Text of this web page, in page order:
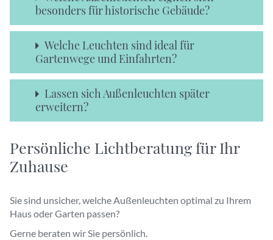
individuelle Lichtberatung. Anhand eines Fotos
passende Leuchten in Größe, Stil und
Lichtwirkung.
Nutzen Sie auch unsere Ratgeber zur Auswahl
der passenden Außenbeleuchtung für weitere
Planungstipps.
besonders für historische Gebäude?
Für historische Fassaden eignen sich Leuchten
mit klassischer Formensprache, hochwertigen
Besonders harmonisch wirken Modelle aus
Messing, Bronze oder Zink.
Welche Leuchten sind ideal für
Gartenwege und Einfahrten?
Wegeleuchten und Standleuchten sorgen für
sichere Orientierung und setzen gleichzeitig
Lassen sich Außenleuchten später
erweitern?
Viele Leuchtenserien sind modular aufgebaut
und haben eine sehr lange Produktlaufzeit. So
können Wandleuchten, Gartenleuchten und
Persönliche Lichtberatung für Ihr
Zuhause
Sie sind unsicher, welche Außenleuchten optimal zu Ihrem
Haus oder Garten passen?
Gerne beraten wir Sie persönlich.